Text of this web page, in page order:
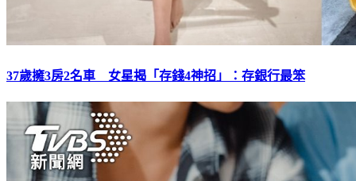
37歲擁3房2名車 女星揭「存錢4神招」：存銀行最笨